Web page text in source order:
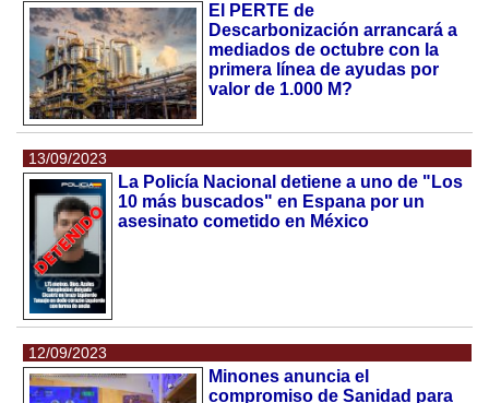
El PERTE de
Descarbonización arrancará a
mediados de octubre con la
primera línea de ayudas por
valor de 1.000 M?
13/09/2023
La Policía Nacional detiene a uno de "Los
10 más buscados" en Espana por un
asesinato cometido en México
12/09/2023
Minones anuncia el
compromiso de Sanidad para